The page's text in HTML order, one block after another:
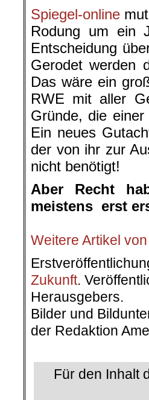
Spiegel-online
Rodung um ein
Entscheidung
Gerodet werden
Das wäre ein
RWE mit aller
Gründe, die
Ein neues
der von ihr zur
nicht benötigt!
Aber Recht
meistens erst
Weitere Artikel
Zukunft.
Herausgebers.
Bilder und
der Redaktion
Für den Inhalt